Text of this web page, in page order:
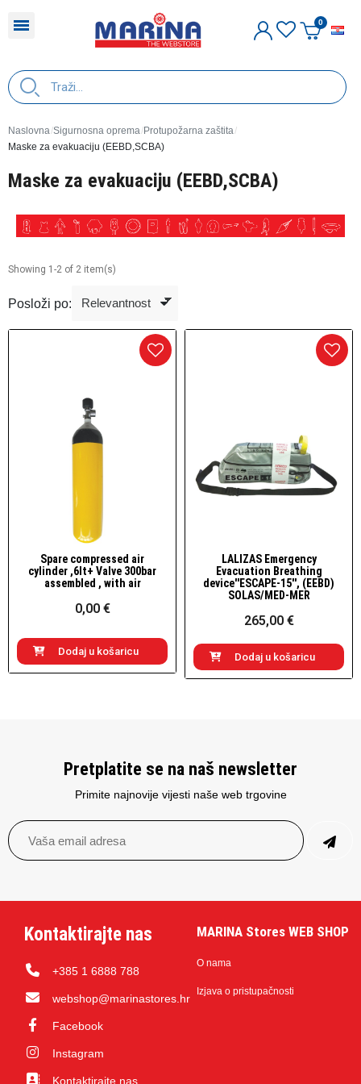
Naslovna Sigurnosna oprema Protupožarna zaštita
Maske za evakuaciju (EEBD,SCBA)
Maske za evakuaciju (EEBD,SCBA)
Showing 1-2 of 2 item(s)
Posloži po:
Brzi pogled
Spare compressed air
cylinder ,6lt+ Valve 300bar
assembled , with air
0,00 €
Dodaj u košaricu
Brzi pogled
LALIZAS Emergency
Evacuation Breathing
device''ESCAPE-15'', (EEBD)
SOLAS/MED-MER
265,00 €
Dodaj u košaricu
Pretplatite se na naš newsletter
Primite najnovije vijesti naše web trgovine
Kontaktirajte nas
+385 1 6888 788
webshop@marinastores.hr
Facebook
Instagram
Kontaktirajte nas
MARINA Stores WEB SHOP
O nama
Izjava o pristupačnosti